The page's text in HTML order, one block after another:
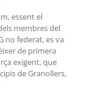
essent el
membres del
no federat, es va
de primera
exigent, que
de Granollers,